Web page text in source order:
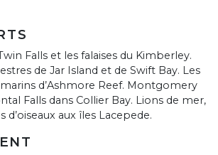
Falls et les falaises du Kimberley.
de Jar Island et de Swift Bay. Les
d’Ashmore Reef. Montgomery
Falls dans Collier Bay. Lions de mer,
aux îles Lacepede.